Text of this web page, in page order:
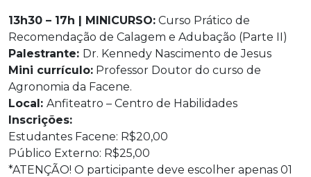
13h30 – 17h | MINICURSO: Curso Prático de
Recomendação de Calagem e Adubação (Parte II)
Palestrante: Dr. Kennedy Nascimento de Jesus
Mini currículo: Professor Doutor do curso de
Agronomia da Facene.
Local: Anfiteatro – Centro de Habilidades
Inscrições:
Estudantes Facene: R$20,00
Público Externo: R$25,00
*ATENÇÃO! O participante deve escolher apenas 01